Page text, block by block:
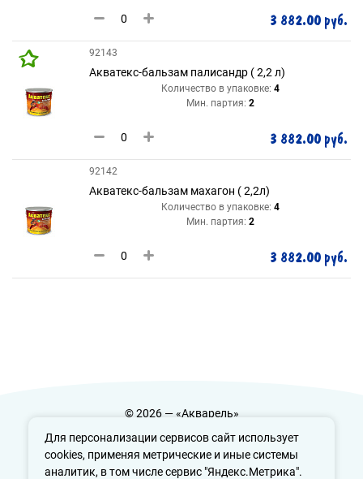
Для персонализации сервисов сайт использует
cookies, применяя метрические и иные системы
аналитик, в том числе сервис "Яндекс.Метрика".
3 882.00 руб.
92143
Акватекс-бальзам палисандр ( 2,2 л)
Количество в упаковке: 4
Мин. партия: 2
3 882.00 руб.
92142
Акватекс-бальзам махагон ( 2,2л)
Количество в упаковке: 4
Мин. партия: 2
3 882.00 руб.
© 2026 — «Акварель»
Политика конфиденциальности